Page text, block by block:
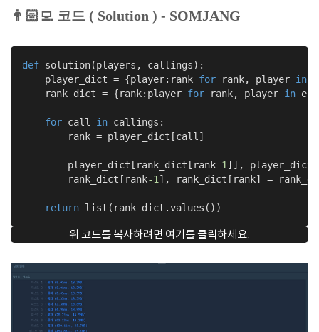
👨🏻‍💻 코드 ( Solution ) - SOMJANG
def solution(players, callings) :
    player_dict = {player:rank
for rank, player in
    rank_dict = {rank:player
for rank, player in
for call in callings:
        rank = player_dict[call]
        player_dict[rank_dict[rank
-1 ]],
        rank_dict[rank
-1 ], rank_dict[rank] =
return list(rank_dict.values())
위 코드를 복사하려면 여기를 클릭하세요.